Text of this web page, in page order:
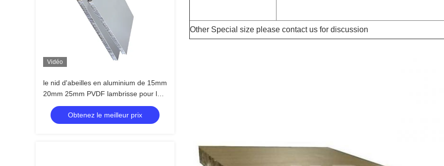
Vidéo
le nid d'abeilles en aluminium de 15mm
20mm 25mm PVDF lambrisse pour le
mur rideau
Obtenez le meilleur prix
Other Special size please contact us for discussion